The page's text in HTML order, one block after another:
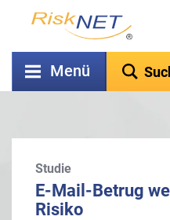
Menü
Studie
E-Mail-Betrug
Risiko